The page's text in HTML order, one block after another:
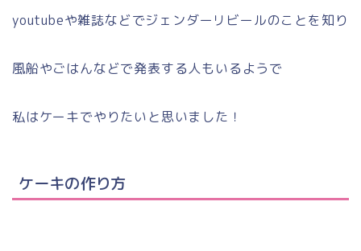
youtubeや雑誌などでジェンダーリビールのことを知り
風船やごはんなどで発表する人もいるようで
私はケーキでやりたいと思いました！
ケーキの作り方